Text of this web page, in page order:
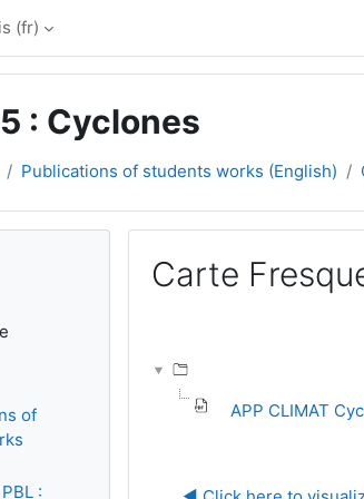
‎(fr)‎
: Cyclones
Publications of students works (English)
Carte
APP CLIMAT
of
: